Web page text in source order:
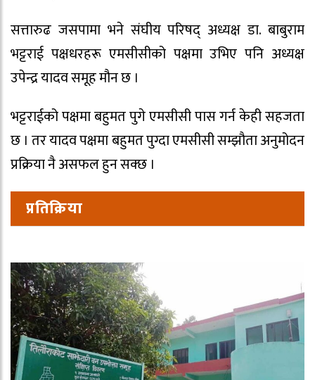
सत्तारुढ जसपामा भने संघीय परिषद् अध्यक्ष डा. बाबुराम
भट्टराई पक्षधरहरू एमसीसीको पक्षमा उभिए पनि अध्यक्ष
उपेन्द्र यादव समूह मौन छ ।
भट्टराईको पक्षमा बहुमत पुगे एमसीसी पास गर्न केही सहजता
छ । तर यादव पक्षमा बहुमत पुग्दा एमसीसी सम्झौता अनुमोदन
प्रक्रिया नै असफल हुन सक्छ ।
प्रतिक्रिया